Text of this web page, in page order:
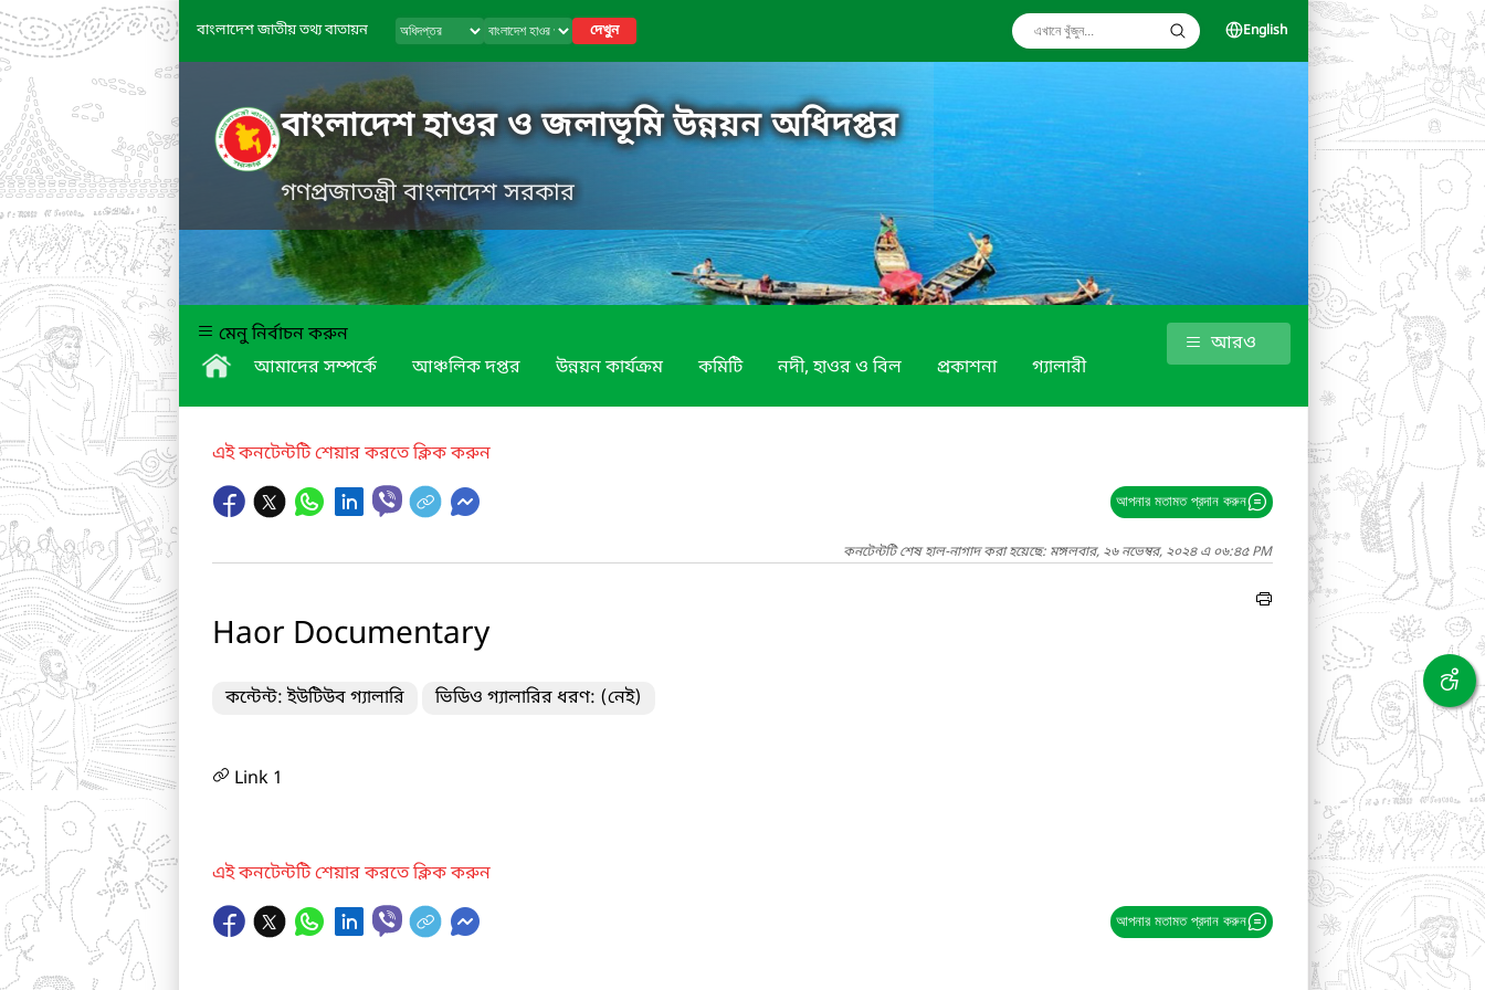
বাংলাদেশ জাতীয় তথ্য বাতায়ন দেখুন English
বাংলাদেশ হাওর ও জলাভূমি উন্নয়ন অধিদপ্তর
গণপ্রজাতন্ত্রী বাংলাদেশ সরকার
মেনু নির্বাচন করুন
আমাদের সম্পর্কে
আঞ্চলিক দপ্তর উন্নয়ন কার্যক্রম কমিটি নদী, হাওর ও বিল প্রকাশনা গ্যালারী
আরও
এই কনটেন্টটি শেয়ার করতে ক্লিক করুন
আপনার মতামত প্রদান করুন
কনটেন্টটি শেষ হাল-নাগাদ করা হয়েছে: মঙ্গলবার, ২৬ নভেম্বর, ২০২৪ এ ০৬:৪৫ PM
Haor Documentary
কন্টেন্ট: ইউটিউব গ্যালারি ভিডিও গ্যালারির ধরণ: (নেই)
Link 1
এই কনটেন্টটি শেয়ার করতে ক্লিক করুন
আপনার মতামত প্রদান করুন